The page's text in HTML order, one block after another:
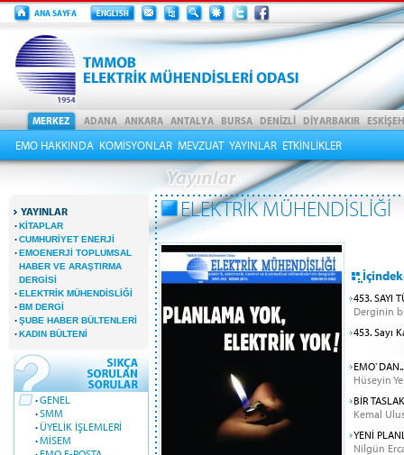
EMO HAKKINDA KOMİSYONLAR MEVZUAT YAYINLAR ETKİNLİKLER
YAYINLAR
·KİTAPLAR
·CUMHURİYET ENERJİ
·EMOENERJİ TOPLUMSAL
HABER VE ARAŞTIRMA
DERGİSİ
·ELEKTRİK MÜHENDİSLİĞİ
·BM DERGİ
·ŞUBE HABER BÜLTENLERİ
·KADIN BÜLTENİ
·GENEL
·SMM
·ÜYELİK İŞLEMLERİ
·MİSEM
ELEKTRİK MÜHENDİSLİĞİ
453. SAYI
Derginin
453. Sayı
EMO`DAN...
Hüseyin
BİR
Kemal
YENİ
Nilgün